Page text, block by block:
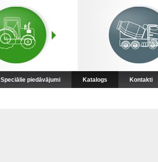
Speciālie piedāvājumi Katalogs Kontakti